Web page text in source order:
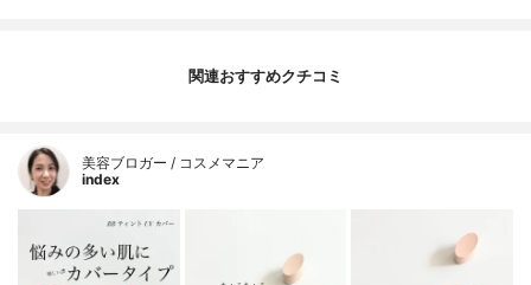
関連おすすめクチコミ
美容ブロガー / コスメマニア
index